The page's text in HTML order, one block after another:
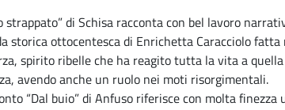
strappato” di Schisa racconta con bel lavoro
storica ottocentesca di Enrichetta Caracciolo fatta
spirito ribelle che ha reagito tutta la vita a quella
avendo anche un ruolo nei moti risorgimentali.
“Dal buio” di Anfuso riferisce con molta finezza